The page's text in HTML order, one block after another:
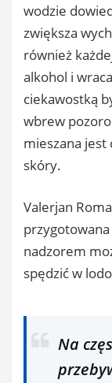
wodzie
zwiększa
również
alkohol i
ciekawostką
wbrew
mieszana jest
skóry.
Valerjan
nadzorem
spędzić w
Na